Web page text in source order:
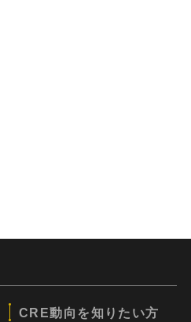
CRE動向を知りたい方